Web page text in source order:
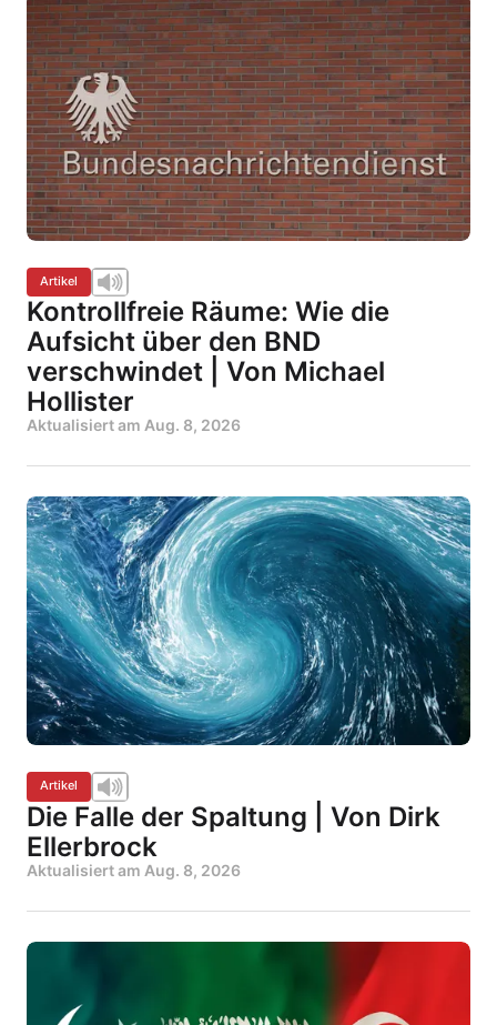
Artikel
Kontrollfreie Räume: Wie die
Aufsicht über den BND
verschwindet | Von Michael
Hollister
Aktualisiert am Aug. 8, 2026
Artikel
Die Falle der Spaltung | Von Dirk
Ellerbrock
Aktualisiert am Aug. 8, 2026